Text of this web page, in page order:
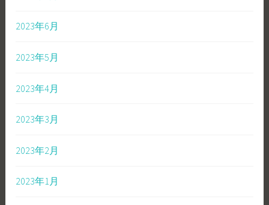
2023年6月
2023年5月
2023年4月
2023年3月
2023年2月
2023年1月